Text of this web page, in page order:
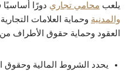
يلعب محامي تجاري دورًا
والمدنية وحماية العلامات
العقود وحماية حقوق الأطراف
يحدد الشروط المالية وحقوق